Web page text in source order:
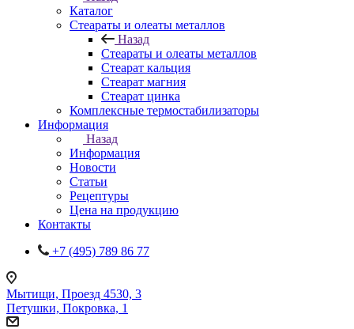
Каталог
Стеараты и олеаты металлов
Назад
Стеараты и олеаты металлов
Стеарат кальция
Стеарат магния
Стеарат цинка
Комплексные термостабилизаторы
Информация
Назад
Информация
Новости
Статьи
Рецептуры
Цена на продукцию
Контакты
+7 (495) 789 86 77
Мытищи, Проезд 4530, 3
Петушки, Покровка, 1